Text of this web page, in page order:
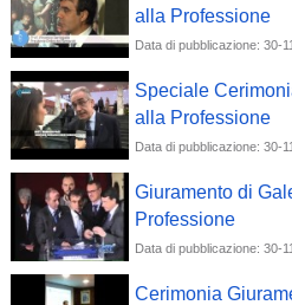
alla Professione
Data di pubblicazione: 30-
Speciale
alla Professione
Data di pubblicazione: 30-
Giuramento di
Professione
Data di pubblicazione: 30-
Cerimonia